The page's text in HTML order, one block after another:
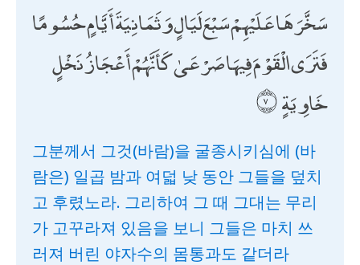
سَخَّرَهَا عَلَيْهِمْ سَبْعَ لَيَالٍ وَثَمَانِيَةَ أَيَّامٍ حُسُومًا
فَتَرَى الْقَوْمَ فِيهَا صَرْعَىٰ كَأَنَّهُمْ أَعْجَازُ نَخْلٍ
خَاوِيَةٍ
그분께서 그것(바람)을 굴종시키심에 (바
람은) 일곱 밤과 여덟 낮 동안 그들을 덮치
고 후렸노라. 그리하여 그 때 그대는 무리
가 고꾸라져 있음을 보니 그들은 마치 쓰
러져 버린 야자수의 몸통과도 같더라